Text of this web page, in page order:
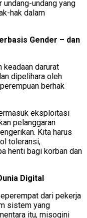
undang yang
hak dalam
Gender – dan
keadaan darurat
dipelihara oleh
berhak
eksploitasi
pelanggaran
Kita harus
toleransi,
henti bagi korban dan
Digital
dari pekerja
sistem yang
itu, misogini